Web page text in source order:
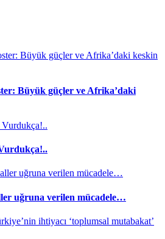
Büyük güçler ve Afrika’daki
uğruna verilen mücadele…